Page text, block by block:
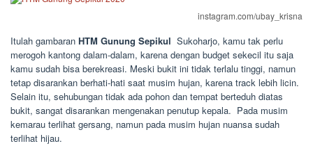
instagram.com/ubay_krisna
Itulah gambaran HTM Gunung Sepikul Sukoharjo, kamu tak perlu
merogoh kantong dalam-dalam, karena dengan budget sekecil itu saja
kamu sudah bisa berekreasi. Meski bukit ini tidak terlalu tinggi, namun
tetap disarankan berhati-hati saat musim hujan, karena track lebih licin.
Selain itu, sehubungan tidak ada pohon dan tempat berteduh diatas
bukit, sangat disarankan mengenakan penutup kepala. Pada musim
kemarau terlihat gersang, namun pada musim hujan nuansa sudah
terlihat hijau.